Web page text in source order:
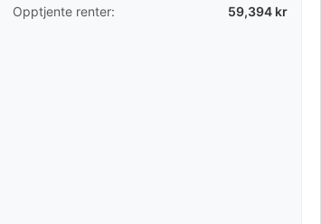
Opptjente renter: 59,394 kr